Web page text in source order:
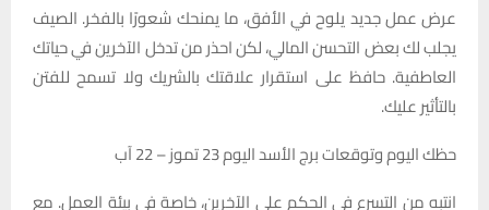
عرض عمل جديد يلوح في الأفق، ما يمنحك شعورًا بالفخر. الصيف
يجلب لك بعض التحسن المالي، لكن احذر من تدخل الآخرين في حياتك
العاطفية. حافظ على استقرار علاقتك بالشريك ولا تسمح للفتن
بالتأثير عليك.
حظك اليوم وتوقعات برج الأسد اليوم 23 تموز – 22 آب
انتبه من التسرع في الحكم على الآخرين، خاصة في بيئة العمل. مع